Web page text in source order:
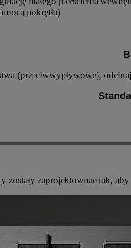
pokrętła)
(przeciwwypływowe),
zostały zaprojektownae tak,